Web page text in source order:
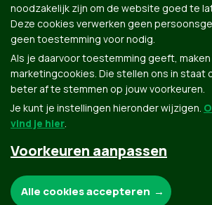
Groen.be
noodzakelijk zijn om de website goed te
Deze cookies verwerken geen
geen toestemming voor nodig.
Als je daarvoor toestemming geeft, maken
marketingcookies. Die stellen ons in staat
beter af te stemmen op jouw voorkeuren.
Je kunt je instellingen hieronder wijzigen.
vind je hier.
Voorkeuren aanpassen
Alle cookies accepteren